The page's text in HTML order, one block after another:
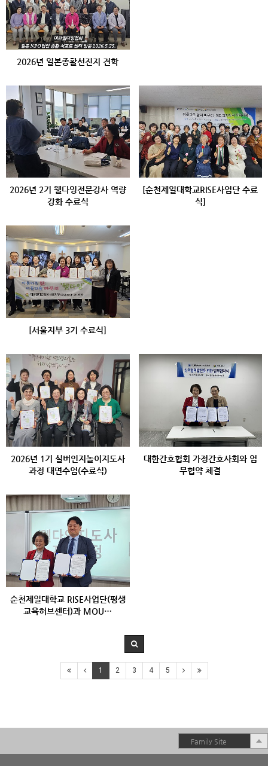
2026년 일본종활선진지 견학
2026년 2기 웰다잉전문강사 역량
강화 수료식
[순천제일대학교RISE사업단 수료
식]
[서울지부 3기 수료식]
2026년 1기 실버인지놀이지도사
과정 대면수업(수료식)
대한간호협회 가정간호사회와 업
무협약 체결
순천제일대학교 RISE사업단(평생
교육허브센터)과 MOU…
1 2 3 4 5
Family Site